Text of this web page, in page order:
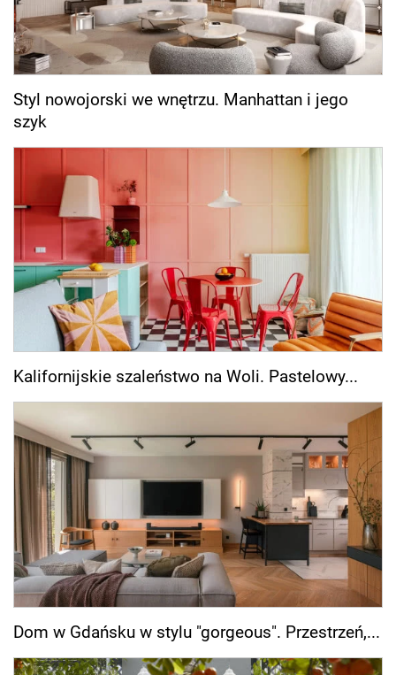
Styl nowojorski we wnętrzu. Manhattan i jego
szyk
Kalifornijskie szaleństwo na Woli. Pastelowy...
Dom w Gdańsku w stylu "gorgeous". Przestrzeń,...